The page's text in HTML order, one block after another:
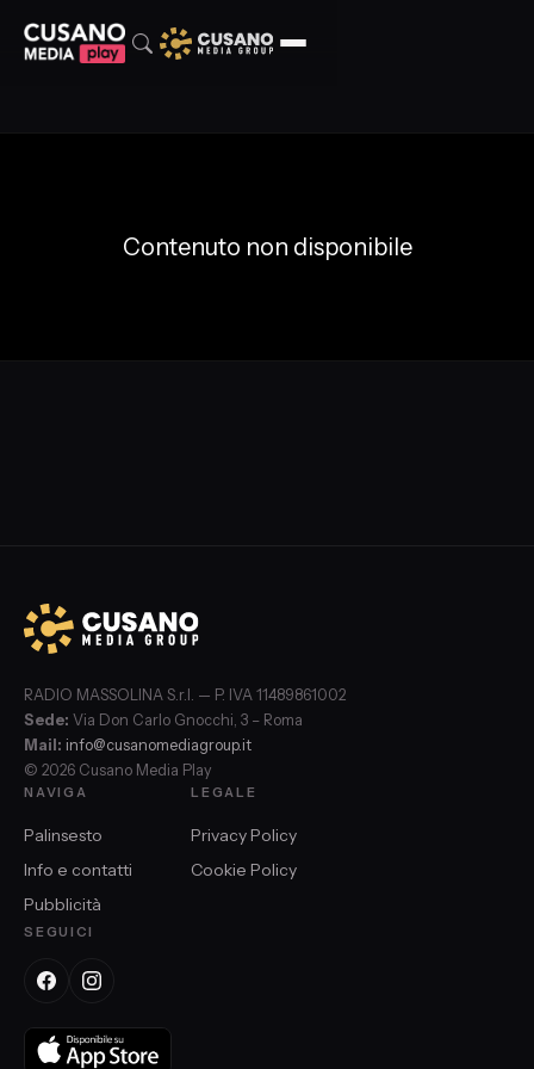
Contenuto non disponibile
RADIO MASSOLINA S.r.l. — P. IVA 11489861002
Sede: Via Don Carlo Gnocchi, 3 – Roma
Mail: info@cusanomediagroup.it
© 2026 Cusano Media Play
NAVIGA
Palinsesto
Info e contatti
Pubblicità
LEGALE
Privacy Policy
Cookie Policy
SEGUICI